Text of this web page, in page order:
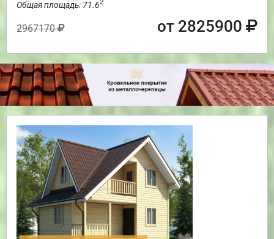
Общая площадь: 71.62
2967170 от 2825900